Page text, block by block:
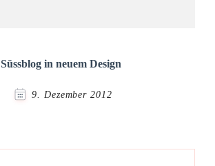
Süssblog in neuem Design
9. Dezember 2012